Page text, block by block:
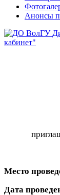
Анонсы
кабинет"
Место
Дата